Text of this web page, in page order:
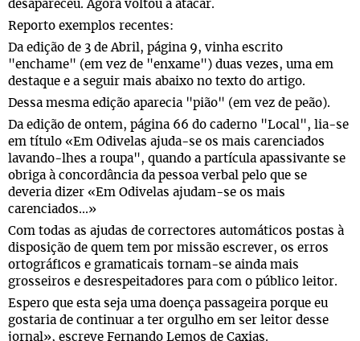
desapareceu. Agora voltou a atacar.
Reporto exemplos recentes:
Da edição de 3 de Abril, página 9, vinha escrito
"enchame" (em vez de "enxame") duas vezes, uma em
destaque e a seguir mais abaixo no texto do artigo.
Dessa mesma edição aparecia "pião" (em vez de peão).
Da edição de ontem, página 66 do caderno "Local", lia-se
em título «Em Odivelas ajuda-se os mais carenciados
lavando-lhes a roupa", quando a partícula apassivante se
obriga à concordância da pessoa verbal pelo que se
deveria dizer «Em Odivelas ajudam-se os mais
carenciados...»
Com todas as ajudas de correctores automáticos postas à
disposição de quem tem por missão escrever, os erros
ortográficos e gramaticais tornam-se ainda mais
grosseiros e desrespeitadores para com o público leitor.
Espero que esta seja uma doença passageira porque eu
gostaria de continuar a ter orgulho em ser leitor desse
jornal», escreve Fernando Lemos de Caxias.